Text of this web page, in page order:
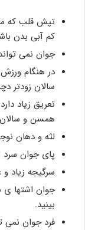
تپش قلب که
کم آبی بدن
جوان نمی
در هنگام
سالان زودتر
تعریق زیاد
همسن و سالان
لثه و دهان
پای جوان
سرگیجه زیاد
جوان اشتها ی
بینید.
فرد جوان نمی